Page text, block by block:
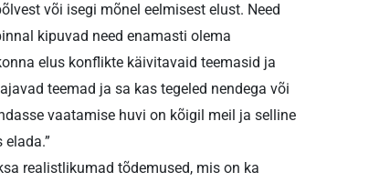
või isegi mõnel eelmisest elust. Need
kipuvad need enamasti olema
elus konflikte käivitavaid teemasid ja
teemad ja sa kas tegeled nendega või
vaatamise huvi on kõigil meil ja selline
realistlikumad tõdemused, mis on ka